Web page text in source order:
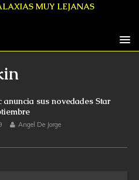
MUY LEJANAS
anuncia sus novedades Star
Angel De Jorge